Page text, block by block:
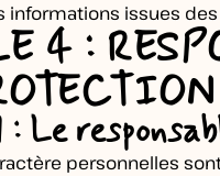
informations issues
4 :
Le
personnelles sont